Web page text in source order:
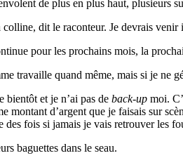
de plus en plus haut, plusieurs
dit le raconteur. Je devrais venir
pour les prochains mois, la
travaille quand même, mais si je ne
bientôt et je n’ai pas de back-up moi.
montant d’argent que je faisais sur
des fois si jamais je vais retrouver les
baguettes dans le seau.